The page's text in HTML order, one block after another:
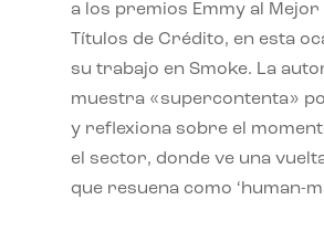
a los premios Emmy al Mejor
Títulos de Crédito, en esta
su trabajo en Smoke. La
muestra «supercontenta»
y reflexiona sobre el
el sector, donde ve una
que resuena como ‘human-